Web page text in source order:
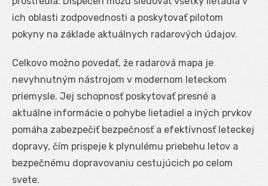
ich oblasti zodpovednosti a poskytovať pilotom
pokyny na základe aktuálnych radarových údajov.
Celkovo možno povedať, že radarová mapa je
nevyhnutným nástrojom v modernom leteckom
priemysle. Jej schopnosť poskytovať presné a
aktuálne informácie o pohybe lietadiel a iných prvkov
pomáha zabezpečiť bezpečnosť a efektívnosť leteckej
dopravy, čím prispeje k plynulému priebehu letov a
bezpečnému dopravovaniu cestujúcich po celom
svete.